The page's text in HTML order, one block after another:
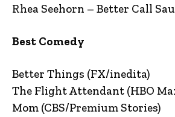
Rhea Seehorn – Better Call
Best Comedy
Better Things (FX/inedita)
The Flight Attendant (HBO
Mom (CBS/Premium Stories)